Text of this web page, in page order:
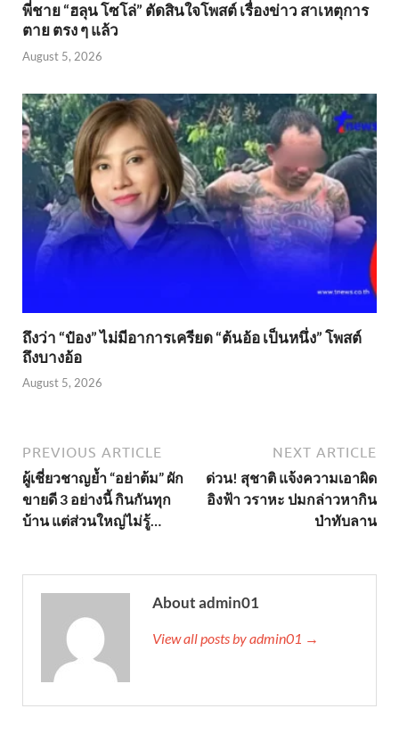
พี่ชาย “ฮลุน โซโล่” ตัดสินใจโพสต์ เรื่องข่าว สาเหตุการ
ตาย ตรง ๆ แล้ว
August 5, 2026
ถึงว่า “ป๋อง” ไม่มีอาการเครียด “ต้นอ้อ เป็นหนึ่ง” โพสต์
ถึงบางอ้อ
August 5, 2026
PREVIOUS ARTICLE
ผู้เชี่ยวชาญย้ำ “อย่าต้ม” ผัก
ขายดี 3 อย่างนี้ กินกันทุก
บ้าน แต่ส่วนใหญ่ไม่รู้…
NEXT ARTICLE
ด่วน! สุชาติ แจ้งความเอาผิด
อิงฟ้า วราหะ ปมกล่าวหากิน
ป่าทับลาน
About admin01
View all posts by admin01 →